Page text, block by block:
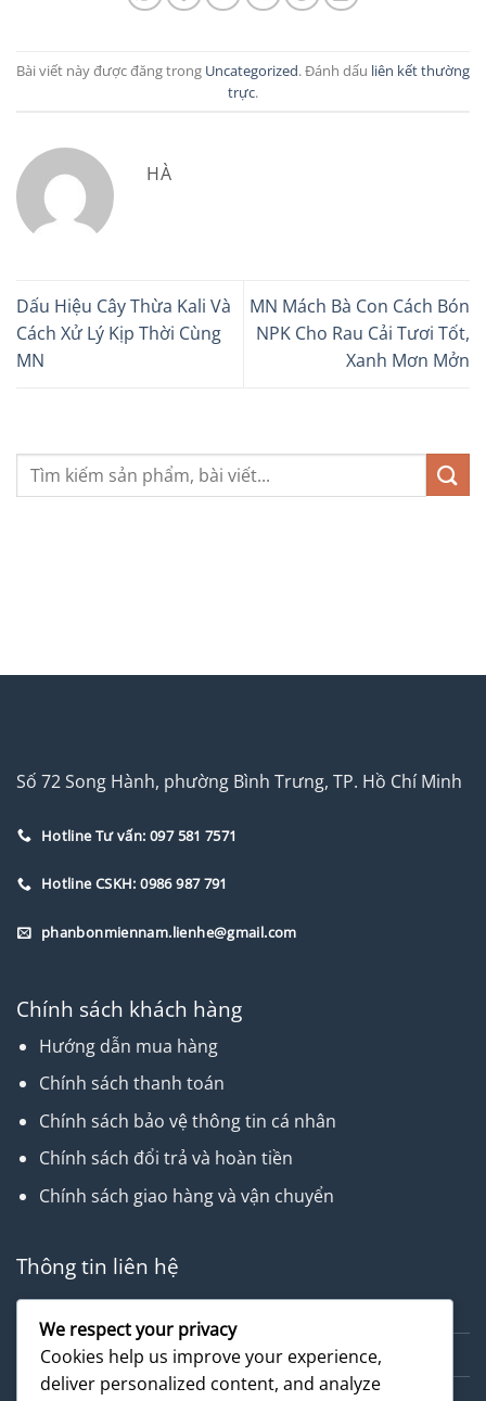
Bài viết này được đăng trong Uncategorized. Đánh dấu liên kết thường
trực.
HÀ
Dấu Hiệu Cây Thừa Kali Và
Cách Xử Lý Kịp Thời Cùng
MN
MN Mách Bà Con Cách Bón
NPK Cho Rau Cải Tươi Tốt,
Xanh Mơn Mởn
Số 72 Song Hành, phường Bình Trưng, TP. Hồ Chí Minh
Hotline Tư vấn: 097 581 7571
Hotline CSKH: 0986 987 791
phanbonmiennam.lienhe@gmail.com
Chính sách khách hàng
Hướng dẫn mua hàng
Chính sách thanh toán
Chính sách bảo vệ thông tin cá nhân
Chính sách đổi trả và hoàn tiền
Chính sách giao hàng và vận chuyển
Thông tin liên hệ
Dịch vụ
We respect your privacy
Cookies help us improve your experience,
deliver personalized content, and analyze